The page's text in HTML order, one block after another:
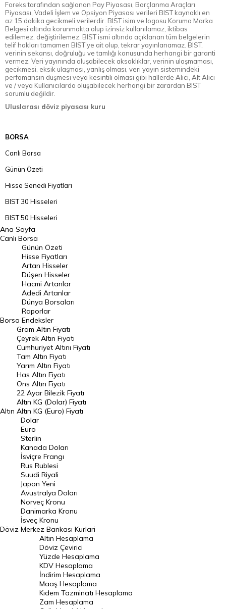
Foreks tarafından sağlanan Pay Piyasası, Borçlanma Araçları
Piyasası, Vadeli İşlem ve Opsiyon Piyasası verileri BIST kaynaklı en
az 15 dakika gecikmeli verilerdir. BIST isim ve logosu Koruma Marka
Belgesi altında korunmakta olup izinsiz kullanılamaz, iktibas
edilemez, değiştirilemez. BIST ismi altında açıklanan tüm belgelerin
telif hakları tamamen BIST'ye ait olup, tekrar yayınlanamaz. BIST,
verinin sekansı, doğruluğu ve tamlığı konusunda herhangi bir garanti
vermez. Veri yayınında oluşabilecek aksaklıklar, verinin ulaşmaması,
gecikmesi, eksik ulaşması, yanlış olması, veri yayın sistemindeki
perfomansın düşmesi veya kesintili olması gibi hallerde Alıcı, Alt Alıcı
ve / veya Kullanıcılarda oluşabilecek herhangi bir zarardan BIST
sorumlu değildir.
Uluslarası döviz piyasası kuru
BORSA
Canlı Borsa
Günün Özeti
Hisse Senedi Fiyatları
BIST 30 Hisseleri
BIST 50 Hisseleri
BIST 100 Hisseleri
En Çok Artan Hisseler
En Çok Düşen Hisseler
Hacmi Artanlar
Geçmiş Kapanışlar
Dünya Borsaları
Raporlar
Endeksler
DÖVİZ
Döviz Kuru
Dolar Kuru
Euro Kuru
Pound Kuru
Frank Kuru
Riyal Kuru
Avustralya Doları
Danimarka Kronu Kuru
Kanada Doları Kuru
Norveç Kronu Kuru
İsveç Kronu Kuru
Japon Yeni Kuru
Serbest Piyasa Döviz Kurları
Merkez Bankası Döviz Kurları
Ana Sayfa
Canlı Borsa
Borsa
Günün Özeti
Hisse Fiyatları
Artan Hisseler
Düşen Hisseler
Hacmi Artanlar
Adedi Artanlar
Dünya Borsaları
Raporlar
Endeksler
Altın
Gram Altın Fiyatı
Çeyrek Altın Fiyatı
Cumhuriyet Altını Fiyatı
Tam Altın Fiyatı
Yarım Altın Fiyatı
Has Altın Fiyatı
Ons Altın Fiyatı
22 Ayar Bilezik Fiyatı
Altın KG (Dolar) Fiyatı
Altın KG (Euro) Fiyatı
Döviz
Dolar
Euro
Sterlin
Kanada Doları
İsviçre Frangı
Rus Rublesi
Suudi Riyali
Japon Yeni
Avustralya Doları
Norveç Kronu
Danimarka Kronu
İsveç Kronu
Merkez Bankası Kurlari
Altın Hesaplama
Döviz Çevirici
Yüzde Hesaplama
KDV Hesaplama
İndirim Hesaplama
Maaş Hesaplama
Kıdem Tazminatı Hesaplama
Zam Hesaplama